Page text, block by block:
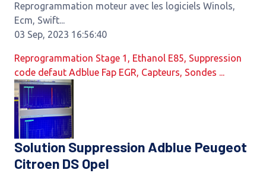
Reprogrammation moteur avec les logiciels Winols,
Ecm, Swift...
03 Sep, 2023 16:56:40
Reprogrammation Stage 1, Ethanol E85, Suppression
code defaut Adblue Fap EGR, Capteurs, Sondes ...
Solution Suppression Adblue Peugeot
Citroen DS Opel